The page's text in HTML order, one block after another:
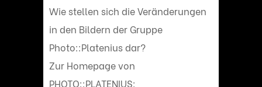
Wie stellen sich die Veränderungen
in den Bildern der Gruppe
Photo::Platenius dar?
Zur Homepage von
PHOTO::PLATENIUS: